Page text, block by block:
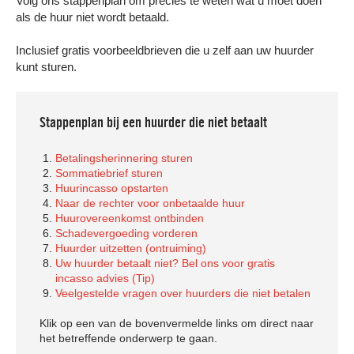
Contact
als de huur niet wordt betaald.
Inclusief gratis voorbeeldbrieven die u zelf aan uw huurder
kunt sturen.
Stappenplan bij een huurder die niet betaalt
Betalingsherinnering sturen
Sommatiebrief sturen
Huurincasso opstarten
Naar de rechter voor onbetaalde huur
Huurovereenkomst ontbinden
Schadevergoeding vorderen
Huurder uitzetten (ontruiming)
Uw huurder betaalt niet? Bel ons voor gratis
incasso advies (Tip)
Veelgestelde vragen over huurders die niet betalen
Klik op een van de bovenvermelde links om direct naar
het betreffende onderwerp te gaan.